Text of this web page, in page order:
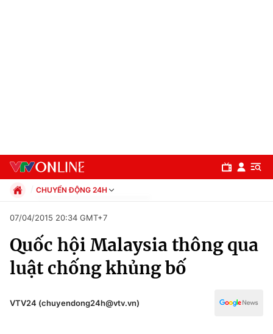
Chuyên mục
Chính trị
CHUYỂN ĐỘNG 24H
Xã hội
Pháp luật
Thể thao
Văn hóa - Giải trí
07/04/2015 20:34 GMT+7
Quốc hội Malaysia thông qua
luật chống khủng bố
VTV24 (chuyendong24h@vtv.vn)